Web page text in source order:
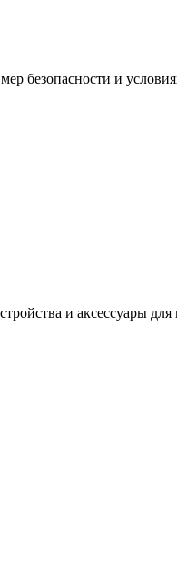
безопасности и
и аксессуары